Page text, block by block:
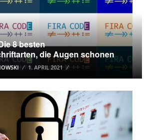
8 besten
die Augen schonen
1. APRIL 2021